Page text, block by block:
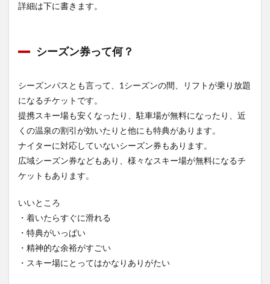
詳細は下に書きます。
シーズン券って何？
シーズンパスとも言って、1シーズンの間、リフトが乗り放題
になるチケットです。
提携スキー場も安くなったり、駐車場が無料になったり、近
くの温泉の割引が効いたりと他にも特典があります。
ナイターに対応していないシーズン券もあります。
広域シーズン券などもあり、様々なスキー場が無料になるチ
ケットもあります。
いいところ
・着いたらすぐに滑れる
・特典がいっぱい
・精神的な余裕がすごい
・スキー場にとってはかなりありがたい